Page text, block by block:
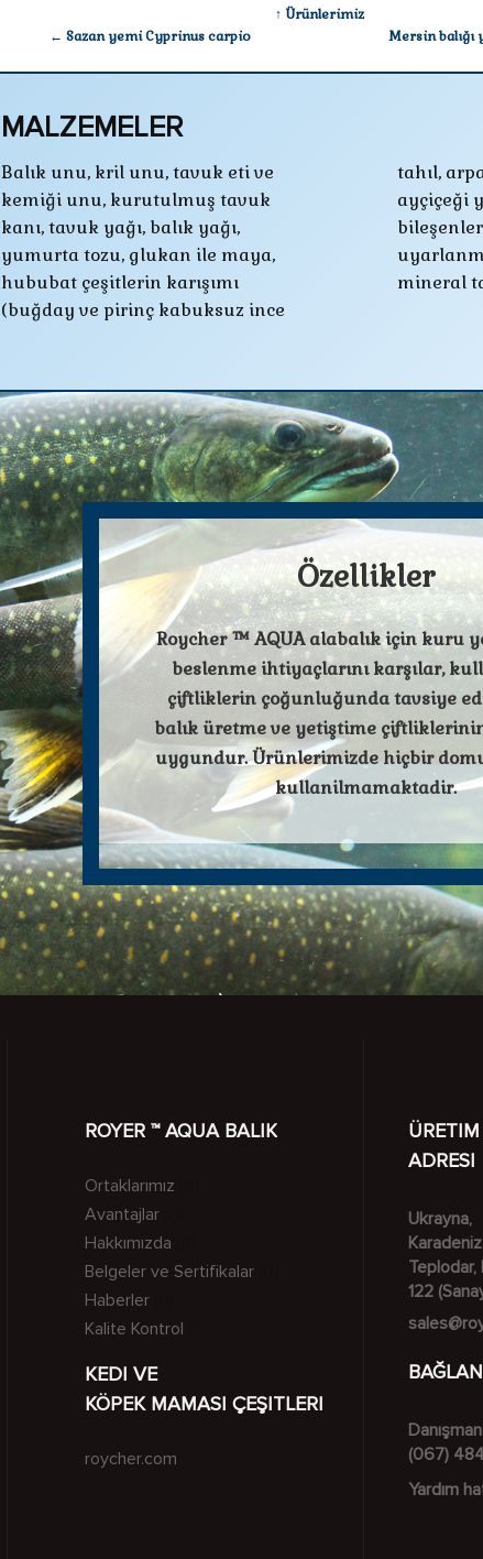
← Sazan yemi Cyprinus carpio
↑ Ürünlerimiz
Mersin
MALZEMELER
Balık unu, kril unu, tavuk eti ve
kemiği unu, kurutulmuş tavuk
kanı, tavuk yağı, balık yağı,
yumurta tozu, glukan ile maya,
hububat çeşitlerin karışımı
(buğday ve pirinç kabuksuz ince
tahıl, arpa, mısır), soya fasulyesi ve
ayçiçeği yağsız küspesi, mineral
bileşenler, tatlı su balıkları için
uyarlanmış olan vitamin ve
mineral
Özellikler
Roycher ™ AQUA alabalık için kuru
beslenme ihtiyaçlarını karşılar,
çiftliklerin çoğunluğunda tavsiye
balık üretme ve yetiştime
uygundur. Ürünlerimizde hiçbir
kullanilmamaktadir.
ROYER ™ AQUA BALIK
Ortaklarımız
Avantajlar
Hakkımızda
Belgeler ve Sertifikalar
Haberler
Kalite Kontrol
KEDI VE
KÖPEK MAMASI ÇEŞITLERI
roycher.com
ADRESI
Ukrayna,
Teplodar,
122
(067)
Yardım